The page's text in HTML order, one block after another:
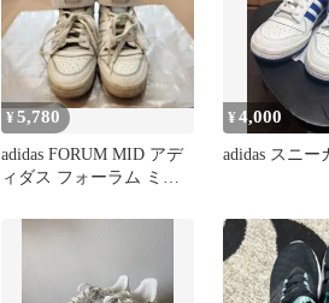
¥5,780
adidas FORUM MID アデ
ィダス フォーラム ミッ
¥4,000
adidas スニー